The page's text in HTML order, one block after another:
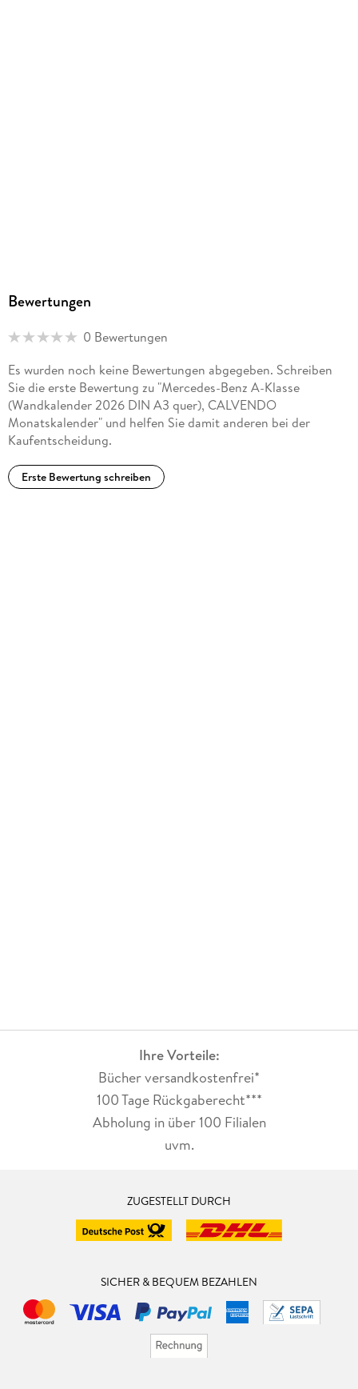
Bewertungen
0 Bewertungen
Es wurden noch keine Bewertungen abgegeben. Schreiben
Sie die erste Bewertung zu "Mercedes-Benz A-Klasse
(Wandkalender 2026 DIN A3 quer), CALVENDO
Monatskalender" und helfen Sie damit anderen bei der
Kaufentscheidung.
Erste Bewertung schreiben
Ihre Vorteile:
Bücher versandkostenfrei*
100 Tage Rückgaberecht***
Abholung in über 100 Filialen
uvm.
ZUGESTELLT DURCH
SICHER & BEQUEM BEZAHLEN